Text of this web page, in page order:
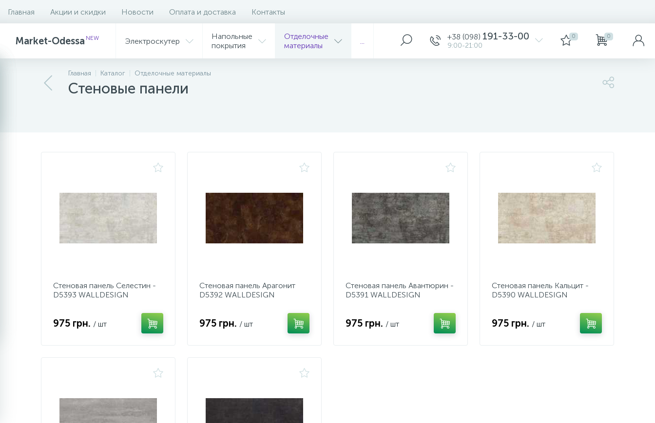
Главная Акции и скидки Новости Оплата и доставка Контакты
Market-Odessa NEW Электроскутер
Напольные
покрытия
Отделочные
материалы
+38 (098) 191-33-00
9:00-21:00
0 0
Главная Каталог Отделочные материалы
Стеновые панели
Фильтр
Стеновая панель Селестин -
D5393 WALLDESIGN
975 грн. / шт
Стеновая панель Арагонит
D5392 WALLDESIGN
975 грн. / шт
Стеновая панель Авантюрин -
D5391 WALLDESIGN
975 грн. / шт
Стеновая панель Кальцит -
D5390 WALLDESIGN
975 грн. / шт